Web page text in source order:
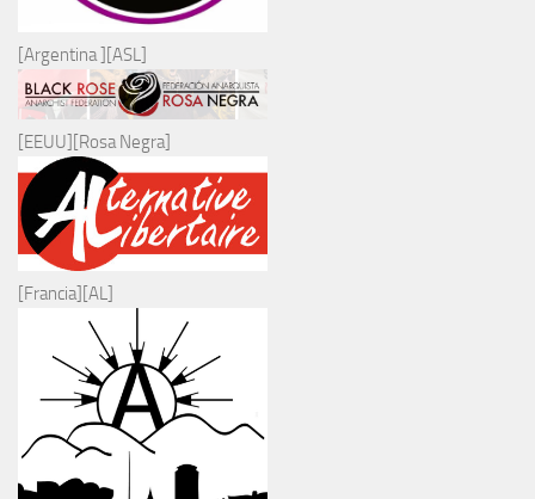
[Argentina ][ASL]
[EEUU][Rosa Negra]
[Francia][AL]